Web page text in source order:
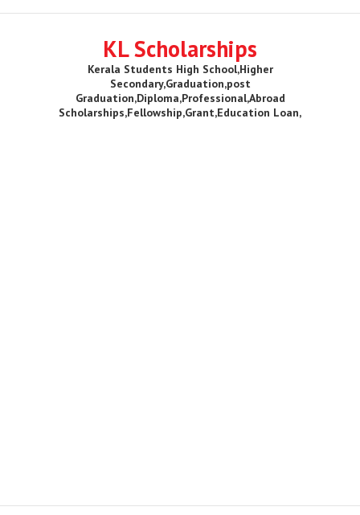
KL Scholarships
Kerala Students High School,Higher
Secondary,Graduation,post
Graduation,Diploma,Professional,Abroad
Scholarships,Fellowship,Grant,Education Loan,